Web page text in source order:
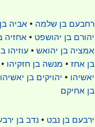
רחבעם בן שלמה • אביה
יהורם בן יהושפט • אחזיה
אמציה בן יהואש • עוזיהו
בן אחז • מנשה בן חזקיהו •
יאשיהו • יהויקים בן יאשיהו
בן אחיקם
ירבעם בן נבט • נדב בן